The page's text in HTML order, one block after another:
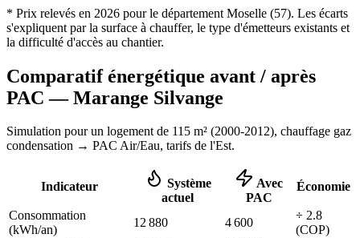
* Prix relevés en 2026 pour le département Moselle (57). Les écarts
s'expliquent par la surface à chauffer, le type d'émetteurs existants et
la difficulté d'accès au chantier.
Comparatif énergétique avant / après
PAC —Marange Silvange
Simulation pour un logement de 115 m² (2000-2012), chauffage gaz
condensation → PAC Air/Eau, tarifs de l'Est.
Indicateur
Système
actuel
Avec
PAC
Économie
Consommation
(kWh/an)
12 880 4 600
÷ 2.8
(COP)